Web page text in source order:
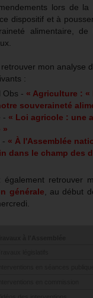
lors de
dispositif et à
alimentaire,
mon analyse
:
Obs - « Agriculture : «
souveraineté
- « Loi agricole : une
»
- « À l'Assemblée
dans le champ des
également retrouver
générale , au début